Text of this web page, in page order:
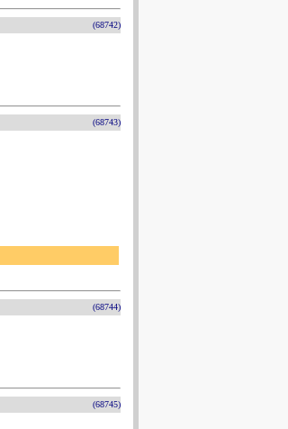
(68742)
(68743)
(68744)
(68745)